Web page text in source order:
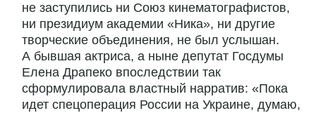
не заступились ни Союз кинематографистов,
ни президиум академии «Ника», ни другие
творческие объединения, не был услышан.
А бывшая актриса, а ныне депутат Госдумы
Елена Драпеко впоследствии так
сформулировала властный нарратив: «Пока
идет спецоперация России на Украине, думаю,